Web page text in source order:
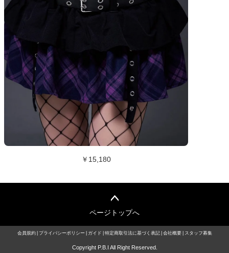
￥15,180
ページトップへ
会員規約 プライバシーポリシー ガイド 特定商取引法に基づく表記 会社概要 スタッフ募集
Copyright P.B.I All Right Reserved.